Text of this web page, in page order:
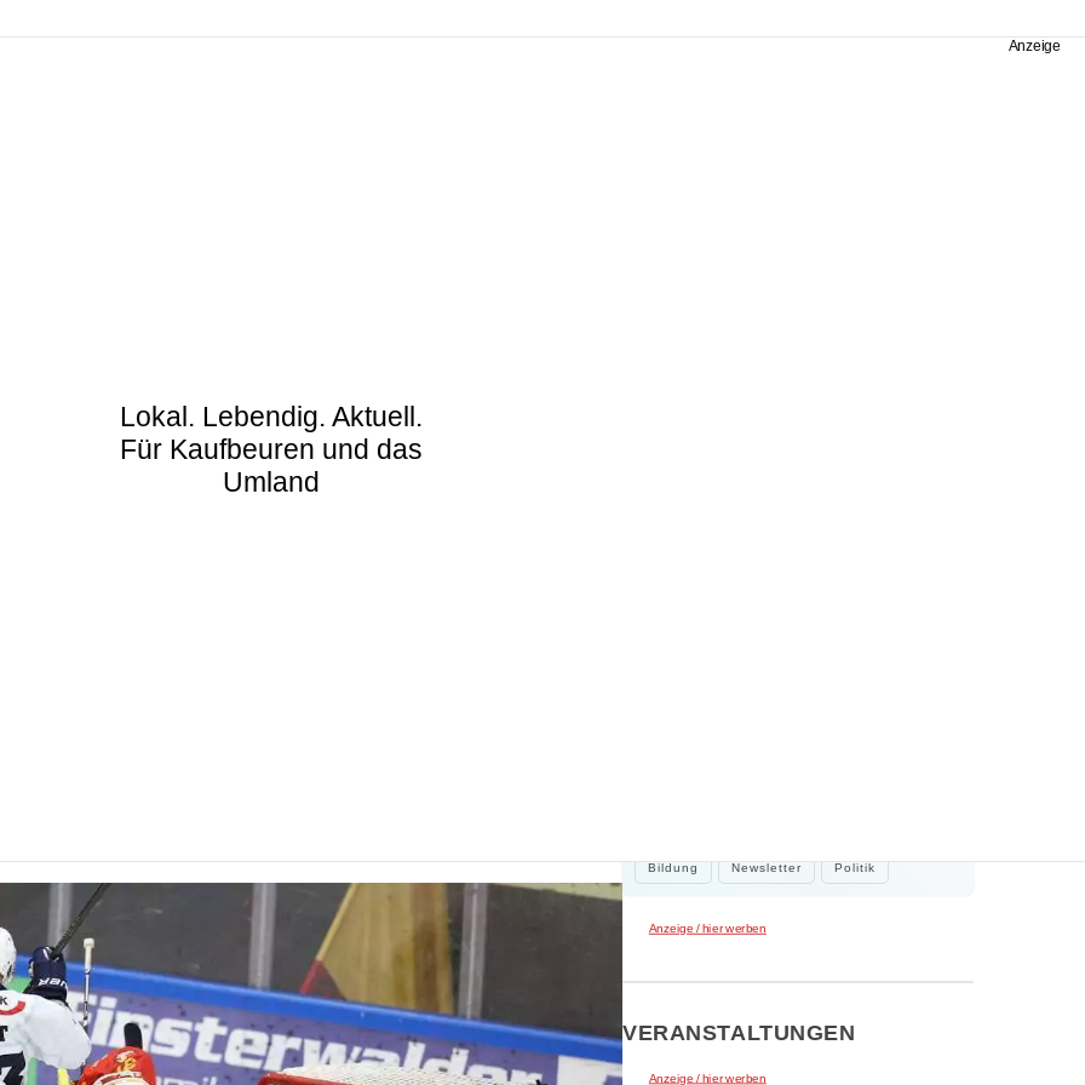
Lokal. Lebendig. Aktuell.
Für Kaufbeuren und das
Umland
Bildung Newsletter Politik
Anzeige / hier werben
VERANSTALTUNGEN
Anzeige / hier werben